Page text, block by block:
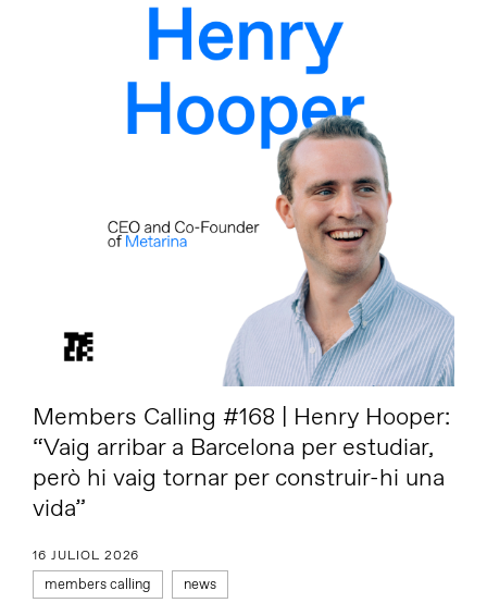
Members Calling #168 | Henry Hooper:
“Vaig arribar a Barcelona per estudiar,
però hi vaig tornar per construir-hi una
vida”
16 JULIOL 2026
members calling news